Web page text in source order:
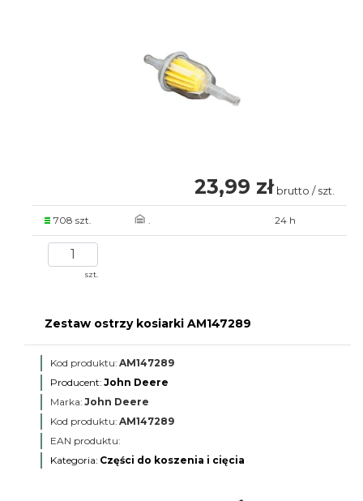
23,99 zł brutto / szt.
708 szt. . 24 h
szt.
Zestaw ostrzy kosiarki AM147289
Kod produktu: AM147289
Producent: John Deere
Marka: John Deere
Kod produktu: AM147289
EAN produktu:
Kategoria: Części do koszenia i cięcia